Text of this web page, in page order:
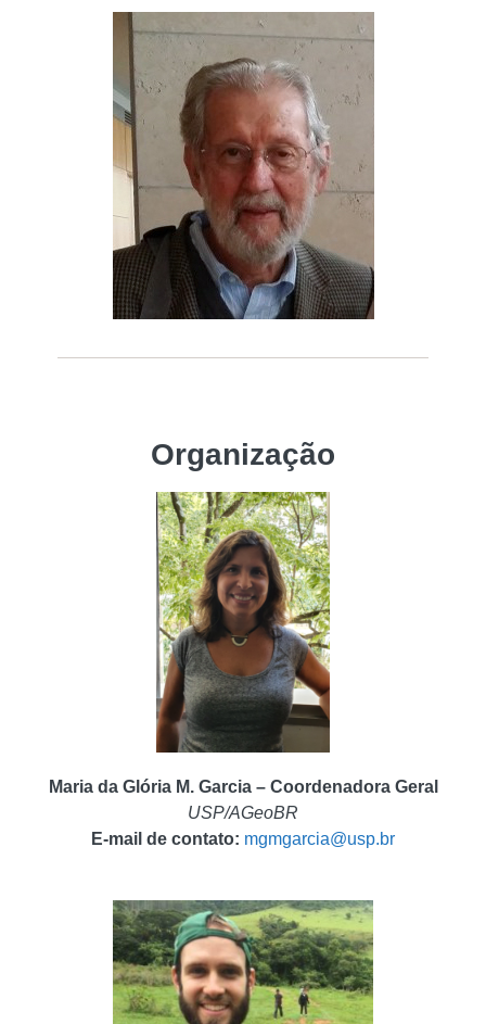
Organização
Maria da Glória M. Garcia – Coordenadora Geral
USP/AGeoBR
E-mail de contato: mgmgarcia@usp.br